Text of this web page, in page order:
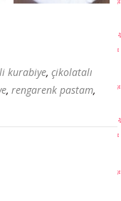
kurabiye, çikolatalı
, rengarenk pastam,